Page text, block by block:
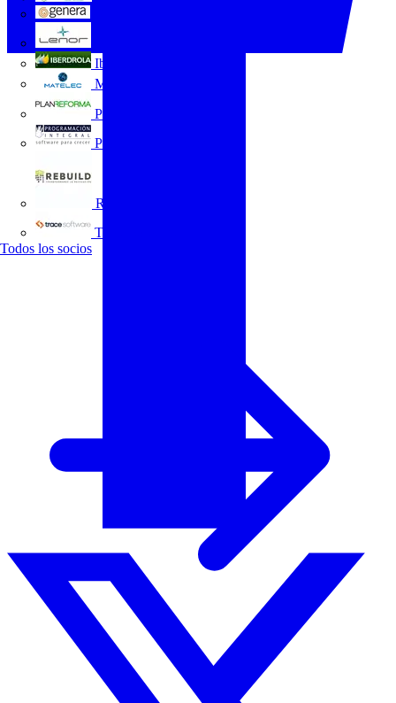
Iberdrola
MATELEC
Plan Reforma
Programación Integral
REBUILD
Trace Software
Todos los socios